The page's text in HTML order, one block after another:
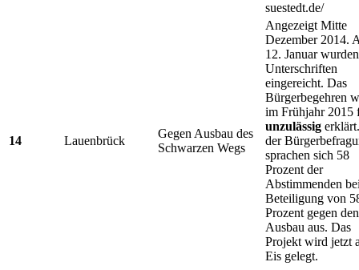
suestedt.de/
14 Lauenbrück
Gegen Ausbau des
Schwarzen Wegs
Angezeigt Mitte
Dezember 2014.
12. Januar
Unterschriften
eingereicht. Das
Bürgerbegehren
im Frühjahr 2015
unzulässig
der
sprachen sich 58
Prozent der
Abstimmenden
Beteiligung von
Prozent gegen den
Ausbau aus. Das
Projekt wird jetzt
Eis gelegt.